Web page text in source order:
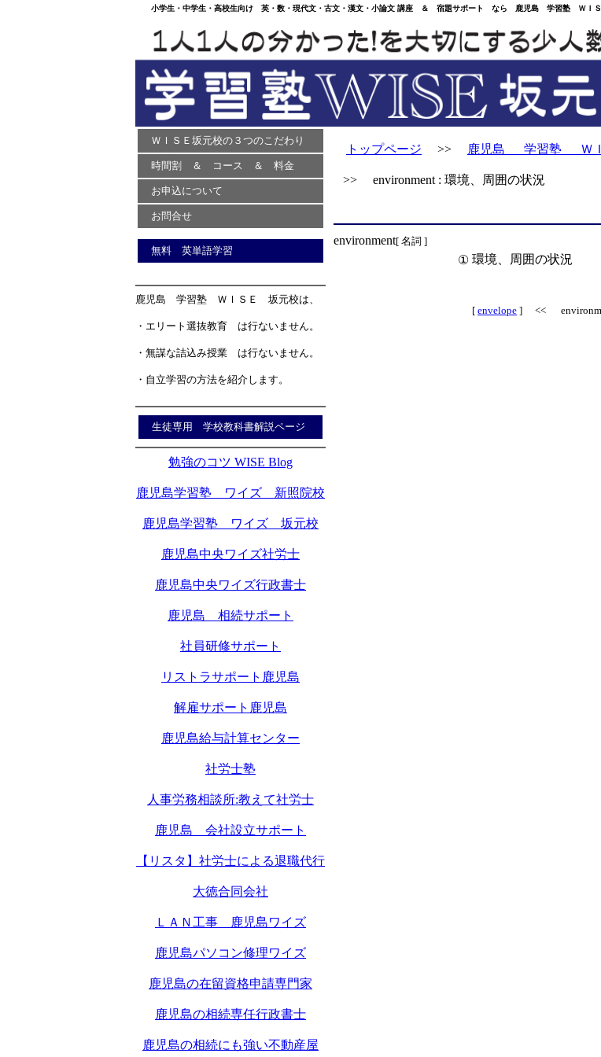
小学生・中学生・高校生向け 英・数・現代文・古文・漢文・小論文 講座 ＆ 宿題サポート なら 鹿児島 学習塾 ＷＩＳ
ＷＩＳＥ坂元校の３つのこだわり
時間割 ＆ コース ＆ 料金
お申込について
お問合せ
無料 英単語学習
鹿児島 学習塾 ＷＩＳＥ 坂元校は、
・エリート選抜教育 は行ないません。
・無謀な詰込み授業 は行ないません。
・自立学習の方法を紹介します。
生徒専用 学校教科書解説ページ
勉強のコツ WISE Blog
鹿児島学習塾 ワイズ 新照院校
鹿児島学習塾 ワイズ 坂元校
鹿児島中央ワイズ社労士
鹿児島中央ワイズ行政書士
鹿児島 相続サポート
社員研修サポート
リストラサポート鹿児島
解雇サポート鹿児島
鹿児島給与計算センター
社労士塾
人事労務相談所:教えて社労士
鹿児島 会社設立サポート
【リスタ】社労士による退職代行
大徳合同会社
ＬＡＮ工事 鹿児島ワイズ
鹿児島パソコン修理ワイズ
鹿児島の在留資格申請専門家
鹿児島の相続専任行政書士
鹿児島の相続にも強い不動産屋
トップページ >> 鹿児島 学習塾 Ｗ
>> environment : 環境、周囲の状況
environment[ 名詞 ]
① 環境、周囲の状況
[ envelope ] <<